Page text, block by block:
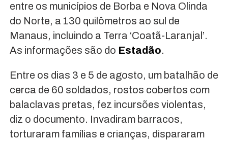
entre os municípios de Borba e Nova Olinda
do Norte, a 130 quilômetros ao sul de
Manaus, incluindo a Terra ‘Coatã-Laranjal’.
As informações são do Estadão.
Entre os dias 3 e 5 de agosto, um batalhão de
cerca de 60 soldados, rostos cobertos com
balaclavas pretas, fez incursões violentas,
diz o documento. Invadiram barracos,
torturaram famílias e crianças, dispararam